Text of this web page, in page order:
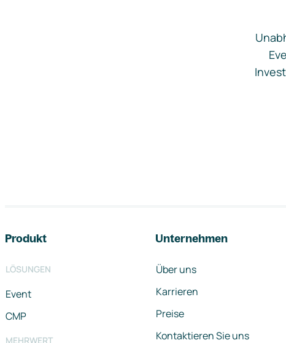
Produkt
LÖSUNGEN
Event
CMP
MEHRWERT
Unternehmen
Über uns
Karrieren
Preise
Kontaktieren Sie uns